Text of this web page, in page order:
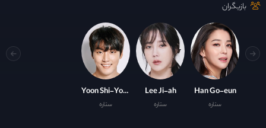
بازیگران
Han Go-eun
ستاره
Lee Ji-ah
ستاره
Yoon Shi-Yoon
ستاره